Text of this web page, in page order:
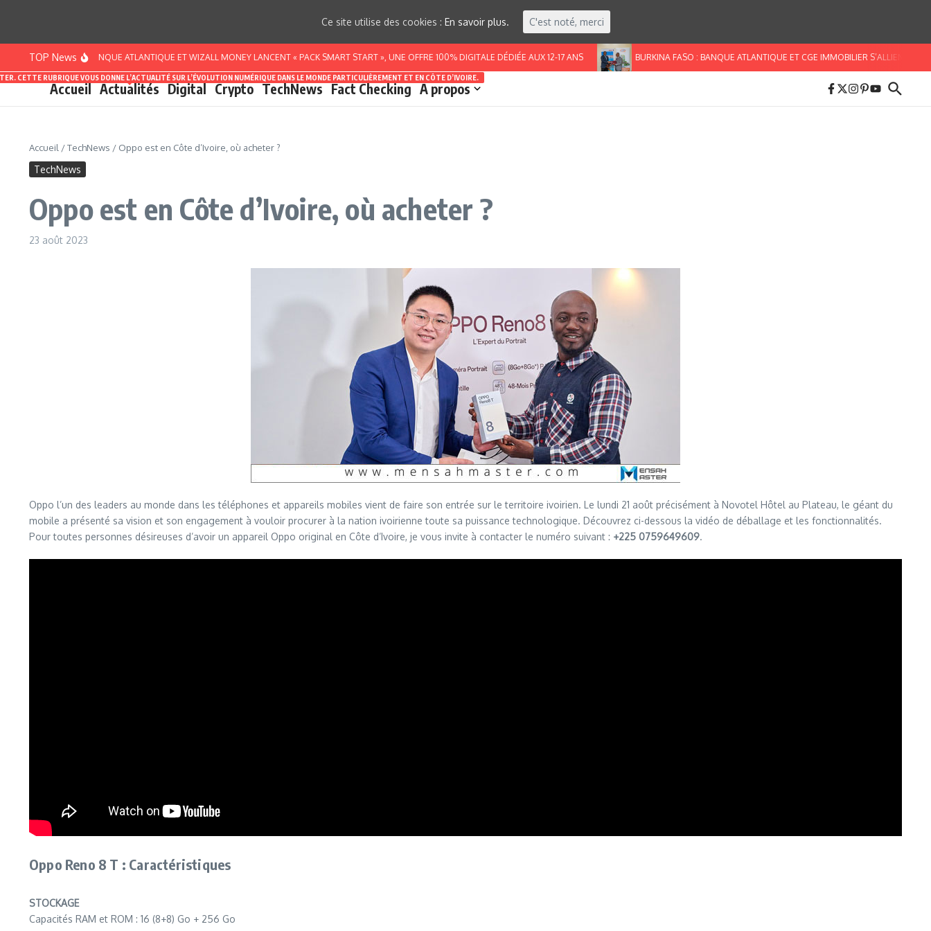
TOP News
CÔTE D’IVOIRE : BANQUE ATLANTIQUE ET WIZALL MONEY LANCENT « PACK SMART START », UNE OFFRE 100% DIGITALE DÉDIÉE AUX 12-17 ANS BURKINA FASO : BANQUE ATLANTIQUE ET CGE IMMOBILIER S’ALLIENT POUR
Accueil Actualités
CETTE RUBRIQUE VOUS DONNE L’ACTUALITÉ SUR L’ÉVOLUTION NUMÉRIQUE DANS LE MONDE PARTICULIÈREMENT ET EN CÔTE D’IVOIRE.
Digital Crypto TechNews Fact Checking A propos
Accueil /TechNews / Oppo est en Côte d’Ivoire, où acheter ?
TechNews
Oppo est en Côte d’Ivoire, où acheter ?
23 août 2023
Oppo l’un des leaders au monde dans les téléphones et appareils mobiles vient de faire son entrée sur le territoire ivoirien. Le lundi 21 août précisément à Novotel Hôtel au Plateau, le géant du
mobile a présenté sa vision et son engagement à vouloir procurer à la nation ivoirienne toute sa puissance technologique. Découvrez ci-dessous la vidéo de déballage et les fonctionnalités.
Pour toutes personnes désireuses d’avoir un appareil Oppo original en Côte d’Ivoire, je vous invite à contacter le numéro suivant : +225 0759649609.
Oppo Reno 8 T : Caractéristiques
STOCKAGE
Capacités RAM et ROM : 16 (8+8) Go + 256 Go
Ce site utilise des cookies : En savoir plus. C'est noté, merci